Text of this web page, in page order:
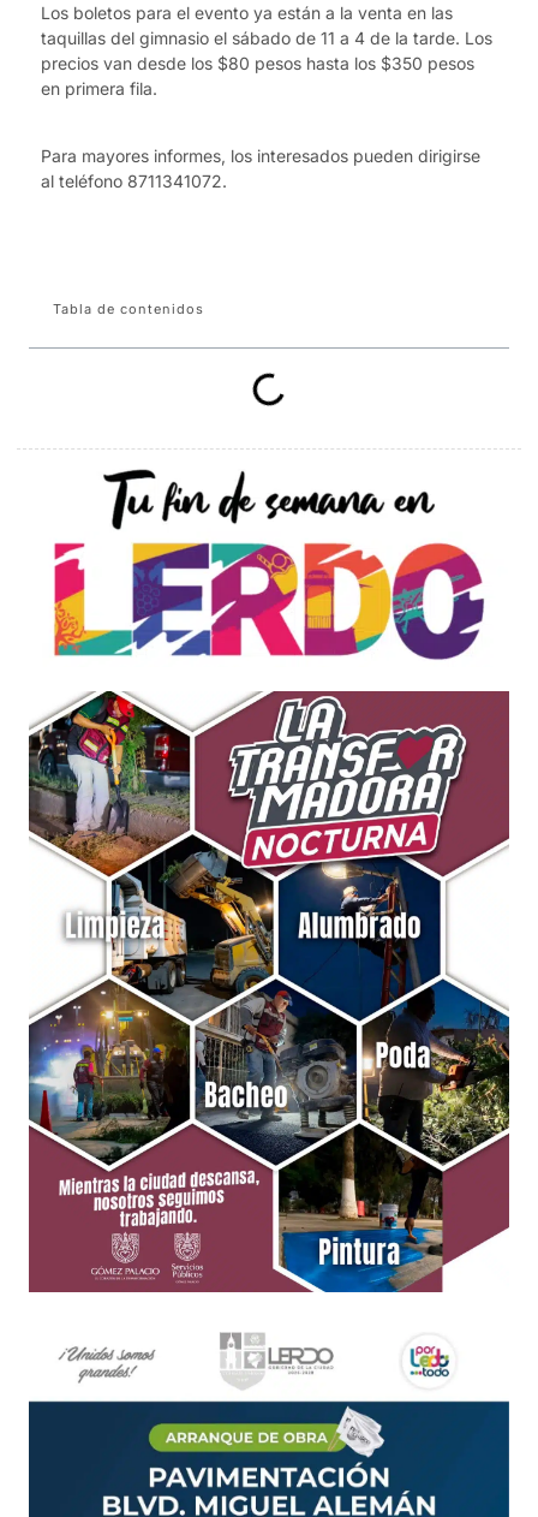
Los boletos para el evento ya están a la venta en las
taquillas del gimnasio el sábado de 11 a 4 de la tarde. Los
precios van desde los $80 pesos hasta los $350 pesos
en primera fila.
Para mayores informes, los interesados pueden dirigirse
al teléfono 8711341072.
Tabla de contenidos